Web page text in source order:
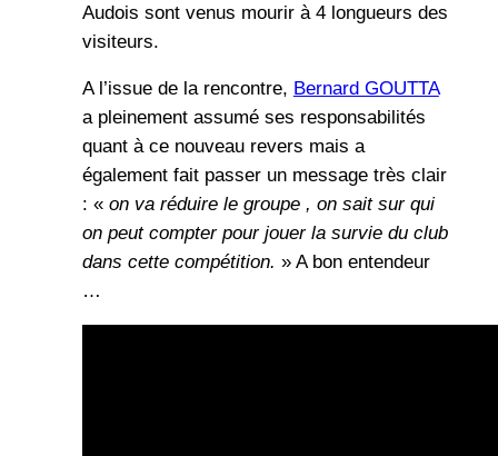
Audois sont venus mourir à 4 longueurs des
visiteurs.
A l’issue de la rencontre, Bernard GOUTTA
a pleinement assumé ses responsabilités
quant à ce nouveau revers mais a
également fait passer un message très clair
: « on va réduire le groupe , on sait sur qui
on peut compter pour jouer la survie du club
dans cette compétition. » A bon entendeur
…